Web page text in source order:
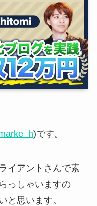
)です。
イアントさんで素
っしゃいますの
と思います。